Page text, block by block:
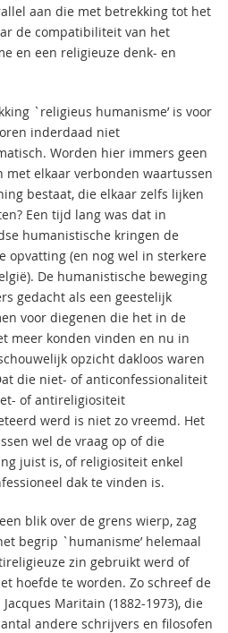
aan die met betrekking tot het
de compatibiliteit van het
en een religieuze denk- en
`religieus humanisme’ is voor
inderdaad niet
Worden hier immers geen
met elkaar verbonden waartussen
bestaat, die elkaar zelfs lijken
Een tijd lang was dat in
humanistische kringen de
opvatting (en nog wel in sterkere
De humanistische beweging
gedacht als een geestelijk
voor diegenen die het in de
meer konden vinden en nu in
opzicht dakloos waren
die niet- of anticonfessionaliteit
of antireligiositeit
werd is niet zo vreemd. Het
wel de vraag op of die
juist is, of religiositeit enkel
dak te vinden is.
blik over de grens wierp, zag
begrip `humanisme’ helemaal
zin gebruikt werd of
hoefde te worden. Zo schreef de
Jacques Maritain (1882-1973), die
andere schrijvers en filosofen